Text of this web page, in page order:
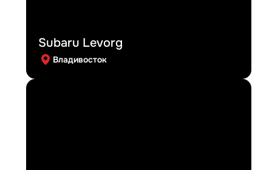
Subaru Levorg
Владивосток